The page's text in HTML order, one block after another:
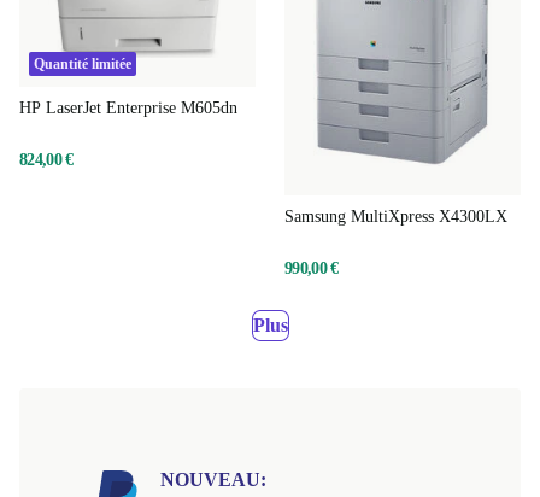
Quantité limitée
HP LaserJet Enterprise M605dn
824,00 €
Samsung MultiXpress X4300LX
990,00 €
Plus
NOUVEAU: